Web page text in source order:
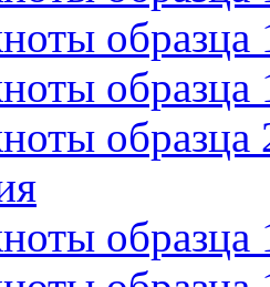
образца
образца
образца